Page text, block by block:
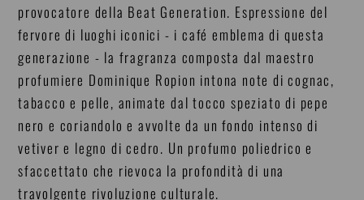
provocatore della Beat Generation. Espressione del
fervore di luoghi iconici - i café emblema di questa
generazione - la fragranza composta dal maestro
profumiere Dominique Ropion intona note di cognac,
tabacco e pelle, animate dal tocco speziato di pepe
nero e coriandolo e avvolte da un fondo intenso di
vetiver e legno di cedro. Un profumo poliedrico e
sfaccettato che rievoca la profondità di una
travolgente rivoluzione culturale.